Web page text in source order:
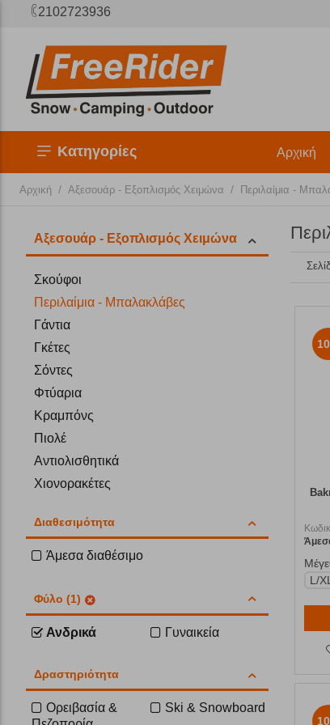
2102723936
Κατηγορίες Αρχική
Αρχική / Αξεσουάρ - Εξοπλισμός Χειμώνα / Περιλαίμια -
Αξεσουάρ - Εξοπλισμός Χειμώνα
Σκούφοι
Περιλαίμια - Μπαλακλάβες
Γάντια
Γκέτες
Σόντες
Φτύαρια
Κραμπόνς
Πιολέ
Αντιολισθητικά
Χιονορακέτες
Διαθεσιμότητα
Άμεσα διαθέσιμο
Φύλο (1)
Ανδρικά Γυναικεία
Δραστηριότητα
Ορειβασία &
Ski & Snowboard
L/XL